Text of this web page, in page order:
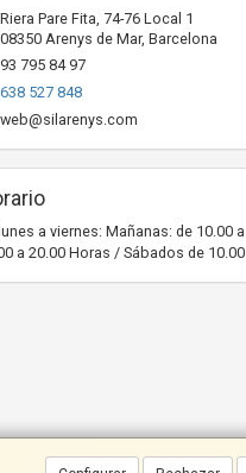
Riera Pare Fita, 74-76 Local 1
08350 Arenys de Mar, Barcelona
93 795 84 97
638 527 848
web@silarenys.com
a viernes: Mañanas: de 10.00
a 20.00 Horas / Sábados de